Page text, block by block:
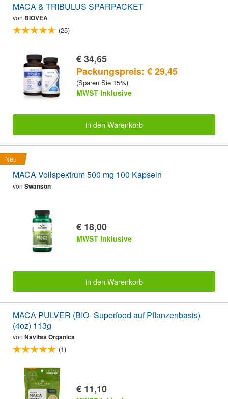
MACA & TRIBULUS SPARPACKET
von BIOVEA
(25)
€ 34,65
Packungspreis: € 29,45
(Sparen Sie 15%)
MWST Inklusive
in den Warenkorb
Neu
MACA Vollspektrum 500 mg 100 Kapseln
von Swanson
€ 18,00
MWST Inklusive
in den Warenkorb
MACA PULVER (BIO- Superfood auf Pflanzenbasis)
(4oz) 113g
von Navitas Organics
(1)
€ 11,10